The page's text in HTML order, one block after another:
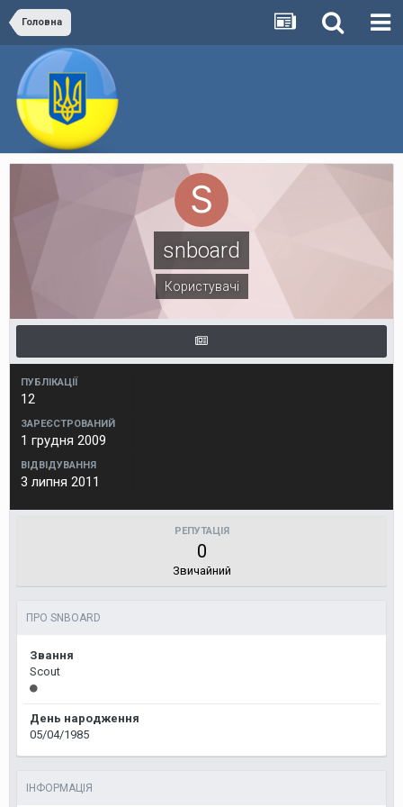
Головна
snboard
Користувачі
ПУБЛІКАЦІЇ
12
ЗАРЕЄСТРОВАНИЙ
1 грудня 2009
ВІДВІДУВАННЯ
3 липня 2011
РЕПУТАЦІЯ
0
Звичайний
ПРО SNBOARD
Звання
Scout
День народження
05/04/1985
ІНФОРМАЦІЯ